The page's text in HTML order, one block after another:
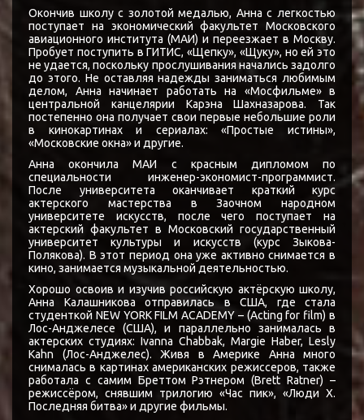
Окончив школу с золотой медалью, Анна с легкостью
поступает на экономический факультет Московского
авиационного института (МАИ) и переезжает в Москву.
Пробует поступить в ГИТИС, «Щепку», «Щуку», но ей это
не удается, поскольку прослушивания начались задолго
до этого. Не оставляя надежды заниматься любимым
делом, Анна начинает работать на «Мосфильме» в
центральной канцелярии Карэна Шахназарова. Так
постепенно она получает свои первые небольшие роли
в кинокартинах и сериалах: «Простые истины»,
«Московские окна» и другие.
Анна окончила МАИ с красным дипломом по
специальности инженер-экономист-программист.
После университета оканчивает краткий курс
актерского мастерства в Заочном народном
университете искусств, после чего поступает на
актерский факультет в Московский государственный
университет культуры и искусств (курс Зыкова-
Полякова). В этот период она уже активно снимается в
кино, занимается музыкальной деятельностью.
Хорошо освоив и изучив российскую актёрскую школу,
Анна Калашникова отправилась в США, где стала
студенткой NEW YORK FILM ACADEMY – (Acting for film) в
Лос-Анджелесе (США), и параллельно занималась в
актерских студиях: Ivanna Chabbak, Margie Haber, Lesly
Kahn (Лос-Анджелес). Живя в Америке Анна много
снималась в картинах американских режиссеров, также
работала с самим Бреттом Рэтнером (Brett Ratner) –
режиссёром, снявшим трилогию «Час пик», «Люди Х.
Последняя битва» и другие фильмы.